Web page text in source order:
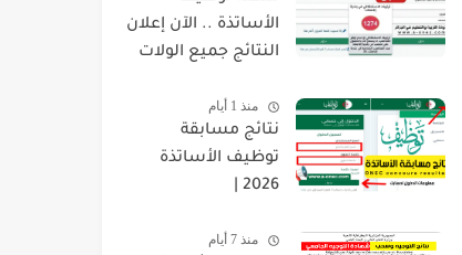
الأساتذة .. الآن إعلان
النتائج جميع الولات
concours.onec.dz
منذ 1 أيام
نتائج مسابقة
توظيف الأساتذة
résultat
منذ 7 أيام